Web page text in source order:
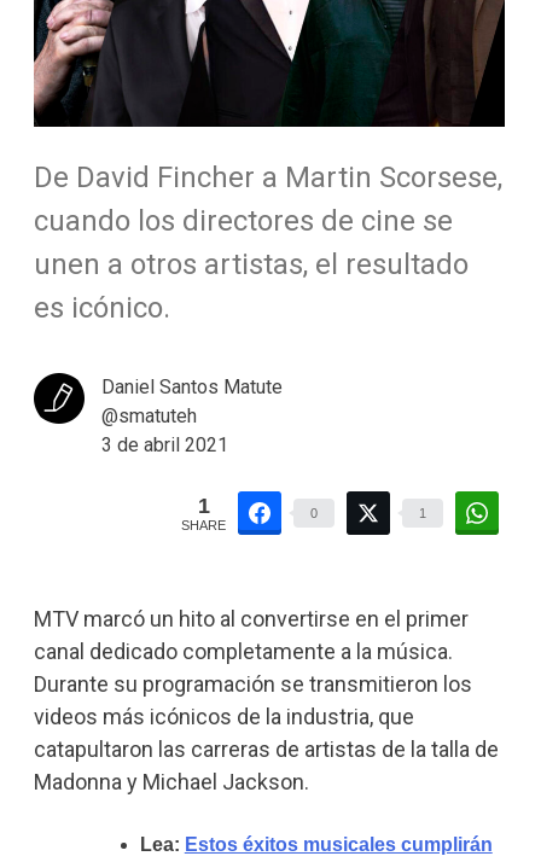
De David Fincher a Martin Scorsese,
cuando los directores de cine se
unen a otros artistas, el resultado
es icónico.
Daniel Santos Matute
@smatuteh
3 de abril 2021
1
SHARE
0 1
MTV marcó un hito al convertirse en el primer
canal dedicado completamente a la música.
Durante su programación se transmitieron los
videos más icónicos de la industria, que
catapultaron las carreras de artistas de la talla de
Madonna y Michael Jackson.
Lea: Estos éxitos musicales cumplirán